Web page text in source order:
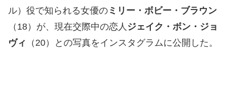
ル）役で知られる女優の ミリー・ボビー・ブラウン
（18）が、現在交際中の恋人 ジェイク・ボン・ジョ
ヴィ （20）との写真をインスタグラムに公開した。